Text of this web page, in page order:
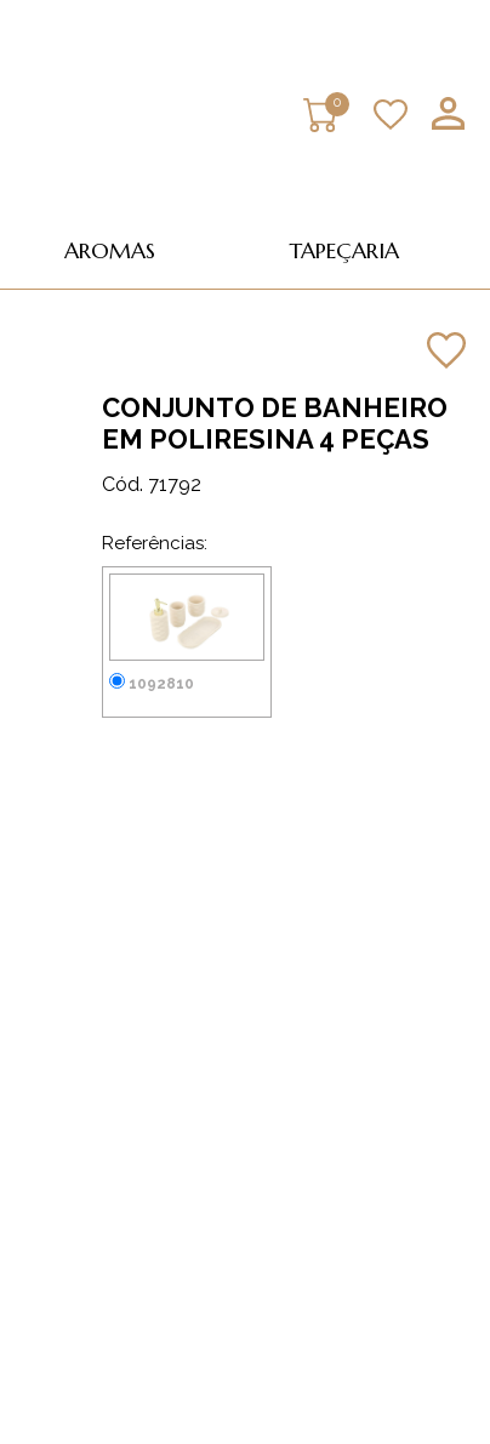
0
AROMAS TAPEÇARIA
CONJUNTO DE BANHEIRO
EM POLIRESINA 4 PEÇAS
Cód. 71792
Referências:
1092810